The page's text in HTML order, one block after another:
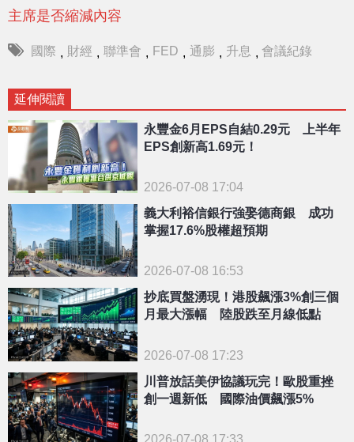
主席是否縮減內容
國際 , 財經 , 聯準會 , FED , 通膨 , 升息 , 會議紀錄
延伸閱讀
永豐金6月EPS自結0.29元 上半年
EPS創新高1.69元！
2026-07-08 17:04
義大利裕信銀行強娶德商銀 成功
掌握17.6%股權超預期
2026-07-08 16:53
抄底買盤湧現！港股飆漲3%創三個
月最大漲幅 陸股跌至月線低點
2026-07-08 17:23
川普放話美伊協議玩完！歐股重挫
創一週新低 國際油價飆漲5%
2026-07-08 17:33